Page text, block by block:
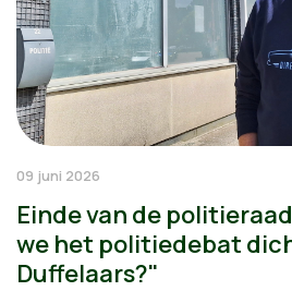
09 juni 2026
Einde van de
we het politiedebat
Duffelaars?"